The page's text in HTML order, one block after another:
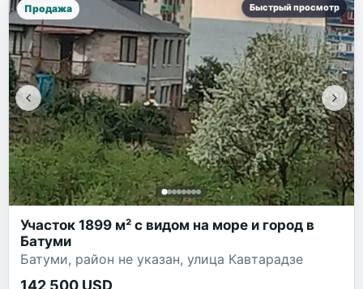
Продажа Быстрый просмотр
Участок 1899 м² с видом на море и город в
Батуми
Батуми, район не указан, улица Кавтарадзе
142 500 USD